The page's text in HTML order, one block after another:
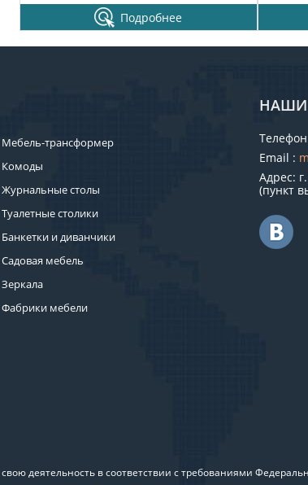
Подробнее
Мебель-трансформер
Комоды
Журнальные столы
Туалетные столики
Банкетки и диванчики
Садовая мебель
Зеркала
Фабрики мебели
НАШИ
Email :
Адрес:
(пункт
деятельность в соответствии с требованиями